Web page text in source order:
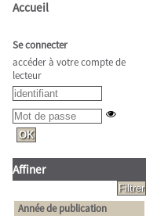
Accueil
Se connecter
accéder à votre compte de
lecteur
Affiner
Année de publication